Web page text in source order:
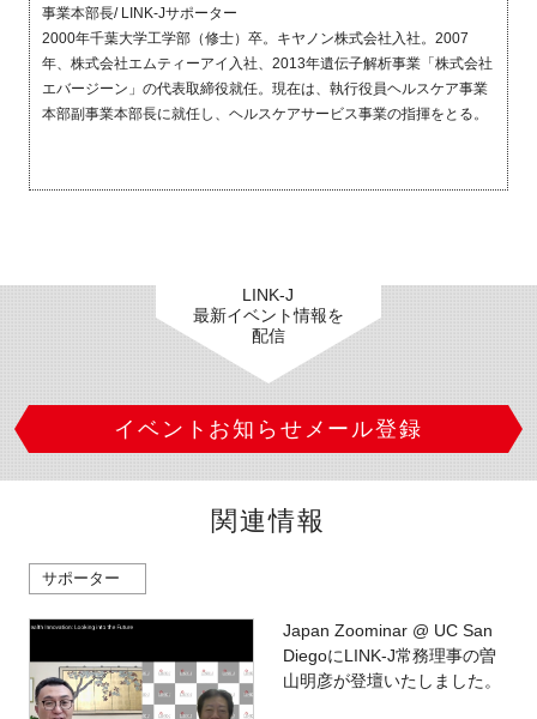
事業本部長/ LINK-Jサポーター
2000年千葉大学工学部（修士）卒。キヤノン株式会社入社。2007
年、株式会社エムティーアイ入社、2013年遺伝子解析事業「株式会社
エバージーン」の代表取締役就任。現在は、執行役員ヘルスケア事業
本部副事業本部長に就任し、ヘルスケアサービス事業の指揮をとる。
LINK-J
最新イベント情報を
配信
イベントお知らせメール登録
関連情報
サポーター
Japan Zoominar @ UC San
DiegoにLINK-J常務理事の曽
山明彦が登壇いたしました。